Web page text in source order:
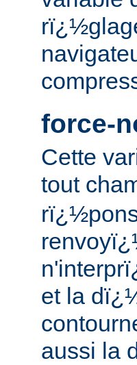
force-
Cette
tout
et la
aussi la